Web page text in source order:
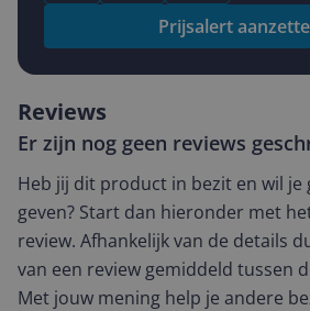
Prijsalert
Reviews
Er zijn nog geen reviews
Heb jij dit product in bezit en wil je
geven? Start dan hieronder met
review. Afhankelijk van de details
van een review gemiddeld tussen
Met jouw mening help je andere